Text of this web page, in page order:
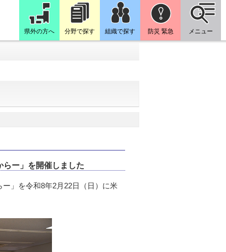
県外の方へ 分野で探す 組織で探す 防災 緊急 メニュー
ー」を開催しました
」を令和8年2月22日（日）に米